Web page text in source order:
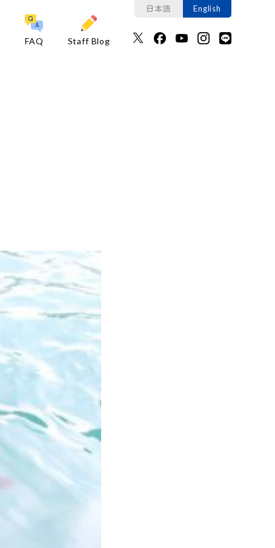
FAQ Staff Blog
日本語 English